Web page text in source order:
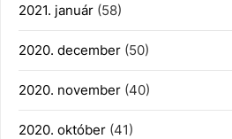
2021. január (58)
2020. december (50)
2020. november (40)
2020. október (41)